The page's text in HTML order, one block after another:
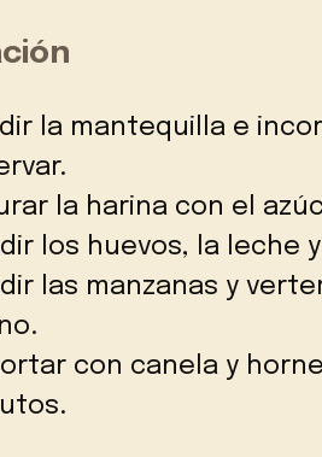
la mantequilla e
la harina con el
los huevos, la leche
las manzanas y
con canela y